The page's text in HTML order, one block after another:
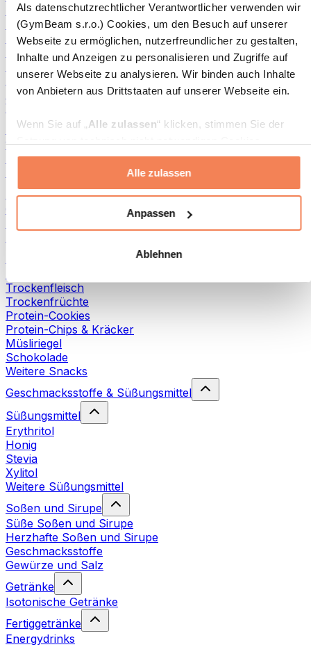
Als datenschutzrechtlicher Verantwortlicher verwenden wir
(GymBeam s.r.o.) Cookies, um den Besuch auf unserer
Webseite zu ermöglichen, nutzerfreundlicher zu gestalten,
Inhalte und Anzeigen zu personalisieren und Zugriffe auf
unserer Webseite zu analysieren. Wir binden auch Inhalte
von Anbietern aus Drittstaaten auf unserer Webseite ein.
Wenn Sie auf „Alle zulassen“ klicken, stimmen Sie der
(insbesondere zu Analyse- und Marketingzwecken) zu.
Ablehnen“ klicken, werden nur
„notwendige“ Cookies gesetzt, welche für den Betrieb der
Webseite erforderlich sind. Sie können auch eine
Weitere Informationen über die Verarbeitung Ihrer Daten
finden Sie in den Unterpunkten „Details“ und „Über
Cookies“ sowie in unserer
Sie können Ihre Einwilligung jederzeit in den
Einstellungenauf unserer Webseite ändern oder
widerrufen.Mehr Info
Alle zulassen
Anpassen
Ablehnen
Aufstriche und Pasten
Fisch-Produkte
Fertiggerichte
Eier-Produkte
Fleisch
Hülsenfrüchte
Weitere Fitness-Foods
Nussbutter
100 % Nussbutter
Süße Nussbutter
Superfoods
Grüne Superfoods
Trockenfleisch
Trockenfrüchte
Protein-Cookies
Protein-Chips & Kräcker
Müsliriegel
Schokolade
Weitere Snacks
Geschmacksstoffe & Süßungsmittel
Süßungsmittel
Erythritol
Honig
Stevia
Xylitol
Weitere Süßungsmittel
Soßen und Sirupe
Süße Soßen und Sirupe
Herzhafte Soßen und Sirupe
Geschmacksstoffe
Gewürze und Salz
Getränke
Isotonische Getränke
Fertiggetränke
Energydrinks